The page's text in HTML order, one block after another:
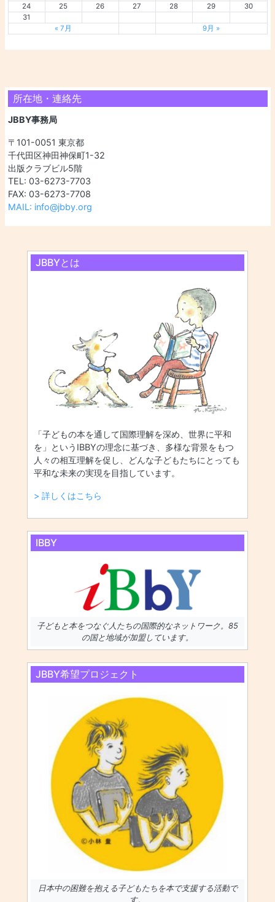
24
25 26 27 28 29
30
31
« 7月
9月 »
所在地・連絡先
JBBY事務局
〒101-0051 東京都
千代田区神田神保町1-32
出版クラブビル5階
TEL: 03-6273-7703
FAX: 03-6273-7708
MAIL: info@jbby.org
JBBYとは
「子どもの本を通して国際理解を深め、世界に平和
を」というIBBYの理念に基づき、多様な背景をもつ
人々の相互理解を促し、どんな子どもたちにとっても
平和な未来の実現を目指しています。
> 詳しくはこちら
IBBY
子どもと本をつなぐ人たちの国際的なネットワーク。85
の国と地域が加盟しています。
JBBY希望プロジェクト
日本中の困難を抱える子どもたちを本で支援する活動で
す。